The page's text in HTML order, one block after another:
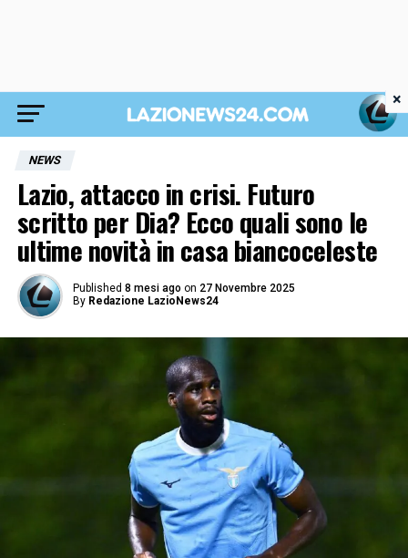
NEWS
Lazio, attacco in crisi. Futuro
scritto per Dia? Ecco quali sono le
ultime novità in casa biancoceleste
Published 8 mesi ago on 27 Novembre 2025
By Redazione LazioNews24
×